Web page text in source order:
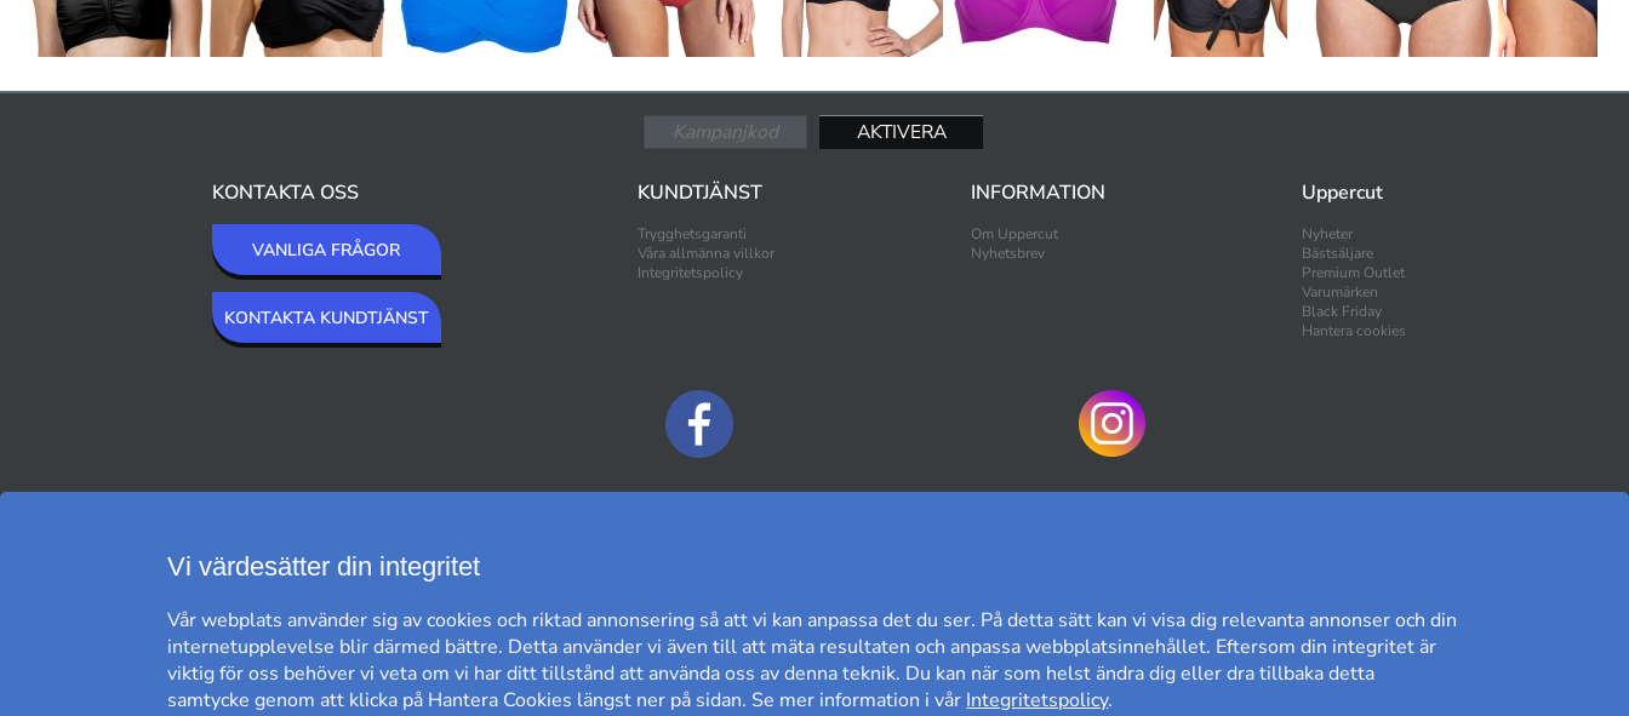
KONTAKTA OSS
VANLIGA FRÅGOR
KONTAKTA KUNDTJÄNST
KUNDTJÄNST
Trygghetsgaranti
Våra allmänna villkor
Integritetspolicy
INFORMATION
Om Uppercut
Nyhetsbrev
Uppercut
Nyheter
Bästsäljare
Premium Outlet
Varumärken
Black Friday
Hantera cookies
Kundomdöme på Prisjakt
Vi värdesätter din integritet
Vår webplats använder sig av cookies och riktad annonsering så att vi kan anpassa det du ser. På detta sätt kan vi visa dig relevanta annonser och din
internetupplevelse blir därmed bättre. Detta använder vi även till att mäta resultaten och anpassa webbplatsinnehållet. Eftersom din integritet är
viktig för oss behöver vi veta om vi har ditt tillstånd att använda oss av denna teknik. Du kan när som helst ändra dig eller dra tillbaka detta
samtycke genom att klicka på Hantera Cookies längst ner på sidan. Se mer information i vår Integritetspolicy.